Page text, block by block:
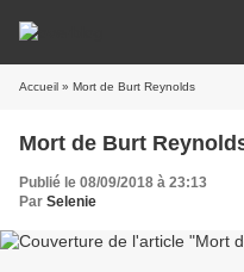
Accueil » Mort de Burt Reynolds
Mort de Burt
Publié le 08/09/2018 à 23:13
Par Selenie